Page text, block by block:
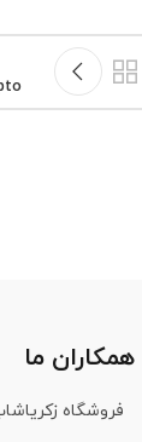
همکاران ما
فروشگاه